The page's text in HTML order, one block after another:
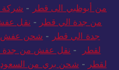
من أبوظبي الى قطر - شركة
من جدة الي قطر - نقل
جدة الي قطر - شحن عفش
لقطر
- نقل عفش من جدة
لقطر - شحن بري من